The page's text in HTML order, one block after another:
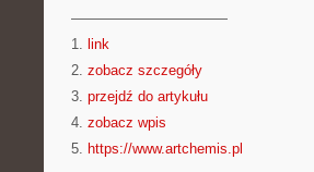
———————————
1. link
2. zobacz szczegóły
3. przejdź do artykułu
4. zobacz wpis
5. https://www.artchemis.pl